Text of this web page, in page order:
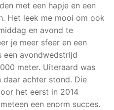
met een hapje en een
Het leek me mooi om ook
en avond te
je meer sfeer en een
een avondwedstrijd
meter. Uiteraard was
achter stond. Die
het eerst in 2014
een enorm succes.